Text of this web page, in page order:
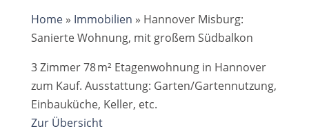
Home» Immobilien » Hannover Misburg:
Sanierte Wohnung, mit großem Südbalkon
3 Zimmer 78 m² Etagenwohnung in Hannover
zum Kauf. Ausstattung: Garten/Gartennutzung,
Einbauküche, Keller, etc.
Zur Übersicht